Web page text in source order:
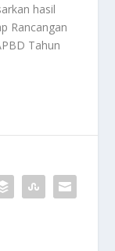
hasil
Rancangan
Tahun